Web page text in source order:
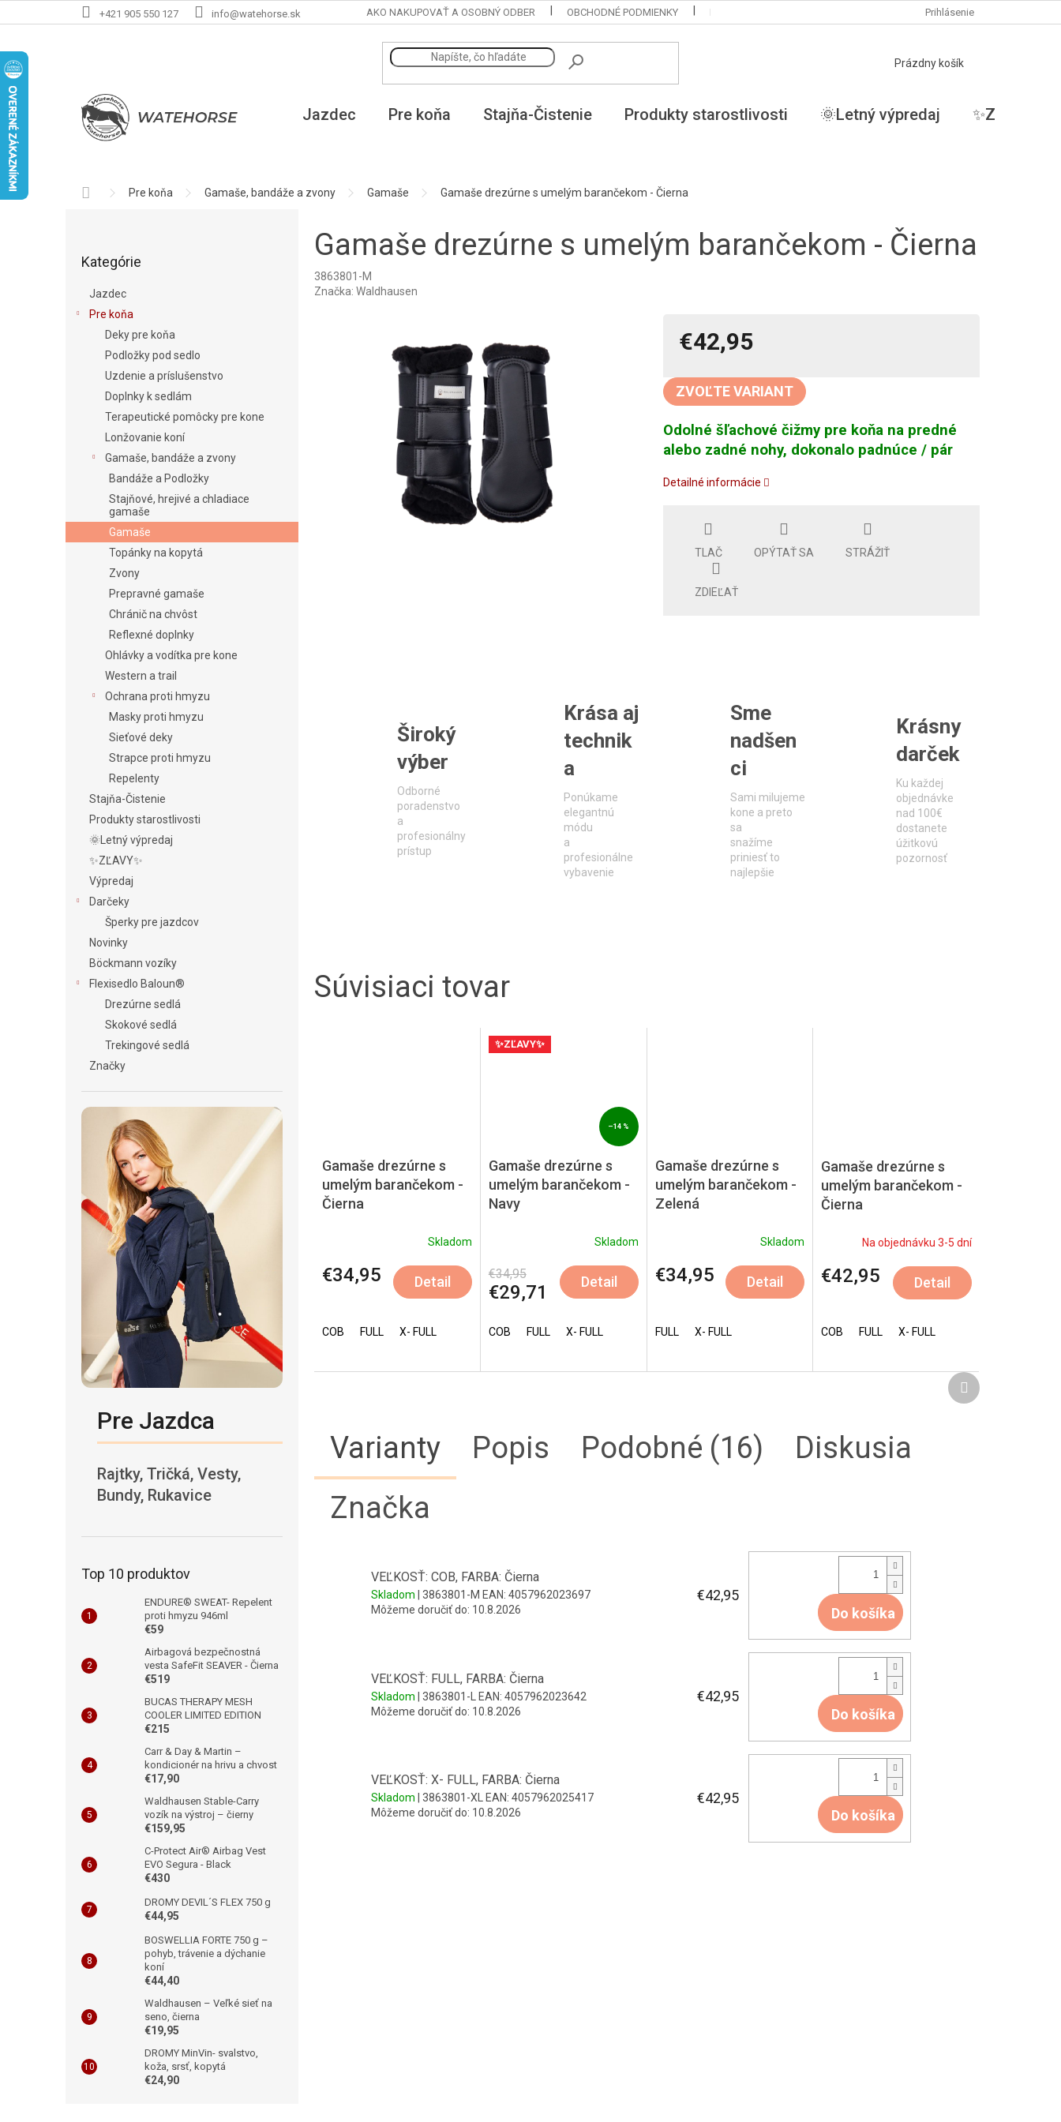
na
+421 905 550 127 info@watehorse.sk AKO NAKUPOVAŤ A OSOBNÝ ODBER OBCHODNÉ PODMIENKY PODMIENKY OCHRANY OSOBNÝCH ÚDAJOV MOJA OBJEDNÁVKA
Prihlásenie
NÁKUPNÝ
Prázdny košík
Jazdec Pre koňa Stajňa-Čistenie Produkty starostlivosti 🌞Letný výpredaj ✨ZĽAVY✨
DomovPre koňa Gamaše, bandáže a zvony Gamaše Gamaše drezúrne s umelým barančekom - Čierna
kategórie
Kategórie
Jazdec
Pre koňa
Deky pre koňa
Podložky pod sedlo
Uzdenie a príslušenstvo
Doplnky k sedlám
Terapeutické pomôcky pre kone
Lonžovanie koní
Gamaše, bandáže a zvony
Bandáže a Podložky
Stajňové, hrejivé a chladiace
gamaše
Gamaše
Topánky na kopytá
Zvony
Prepravné gamaše
Chránič na chvôst
Reflexné doplnky
Ohlávky a vodítka pre kone
Western a trail
Ochrana proti hmyzu
Masky proti hmyzu
Sieťové deky
Strapce proti hmyzu
Repelenty
Stajňa-Čistenie
Produkty starostlivosti
🌞Letný výpredaj
✨ZĽAVY✨
Výpredaj
Darčeky
Šperky pre jazdcov
Novinky
Böckmann vozíky
Flexisedlo Baloun®
Drezúrne sedlá
Skokové sedlá
Trekingové sedlá
Značky
Pre Jazdca
Rajtky, Tričká, Vesty,
Bundy, Rukavice
Top 10 produktov
ENDURE® SWEAT- Repelent
proti hmyzu 946ml
€59
Airbagová bezpečnostná
vesta SafeFit SEAVER - Čierna
€519
BUCAS THERAPY MESH
COOLER LIMITED EDITION
€215
Carr & Day & Martin –
kondicionér na hrivu a chvost
€17,90
Waldhausen Stable-Carry
vozík na výstroj – čierny
€159,95
C-Protect Air® Airbag Vest
EVO Segura - Black
€430
DROMY DEVIL´S FLEX 750 g
€44,95
BOSWELLIA FORTE 750 g –
pohyb, trávenie a dýchanie
koní
€44,40
Waldhausen – Veľké sieť na
seno, čierna
€19,95
DROMY MinVin- svalstvo,
koža, srsť, kopytá
€24,90
Gamaše drezúrne s umelým barančekom - Čierna
3863801-M
Značka: Waldhausen
€42,95
cena:
ZVOĽTE VARIANT
Odolné šľachové čižmy pre koňa na predné
alebo zadné nohy, dokonalo padnúce / pár
Detailné informácie
TLAČ OPÝTAŤ SA STRÁŽIŤ
ZDIEĽAŤ
Široký
výber
Odborné
poradenstvo
a
profesionálny
prístup
Krása aj
technik
a
Ponúkame
elegantnú
módu
a
profesionálne
vybavenie
Sme
nadšen
ci
Sami milujeme
kone a preto
sa
snažíme
priniesť to
najlepšie
Krásny
darček
Ku každej
objednávke
nad 100€
dostanete
úžitkovú
pozornosť
Súvisiaci tovar
Gamaše drezúrne s
umelým barančekom -
Čierna
Skladom
€34,95 Detail
COB FULL X- FULL
✨ZĽAVY✨
–14 %
Gamaše drezúrne s
umelým barančekom -
Navy
Skladom
€34,95
€29,71 Detail
COB FULL X- FULL
Gamaše drezúrne s
umelým barančekom -
Zelená
Skladom
€34,95 Detail
FULL X- FULL
Gamaše drezúrne s
umelým barančekom -
Čierna
Na objednávku 3-5 dní
€42,95 Detail
COB FULL X- FULL
Ďalší
produkt
Varianty Popis Podobné (16)
Diskusia
Značka
VEĽKOSŤ: COB, FARBA: Čierna
Skladom | 3863801-M EAN: 4057962023697
Môžeme doručiť do: 10.8.2026
€42,95
Do košíka
VEĽKOSŤ: FULL, FARBA: Čierna
Skladom | 3863801-L EAN: 4057962023642
Môžeme doručiť do: 10.8.2026
€42,95
Do košíka
VEĽKOSŤ: X- FULL, FARBA: Čierna
Skladom | 3863801-XL EAN: 4057962025417
Môžeme doručiť do: 10.8.2026
€42,95
Do košíka